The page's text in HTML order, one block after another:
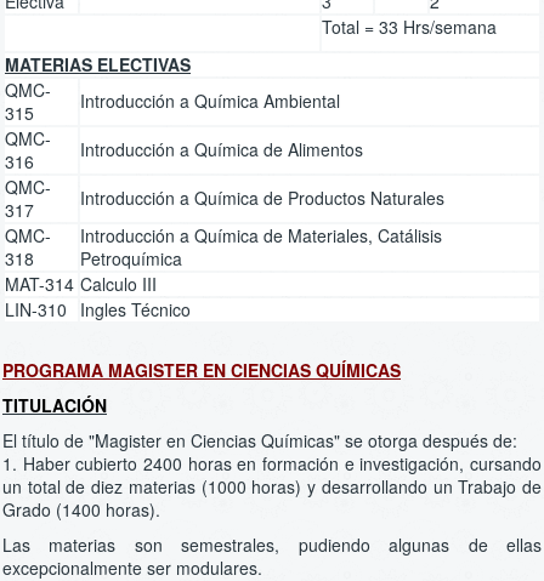
Total = 33 Hrs/semana
MATERIAS ELECTIVAS
QMC-
315
Introducción a Química Ambiental
QMC-
316
Introducción a Química de Alimentos
QMC-
317
Introducción a Química de Productos Naturales
QMC-
318
Introducción a Química de Materiales, Catálisis
Petroquímica
MAT-314 Calculo III
LIN-310
Ingles Técnico
PROGRAMA MAGISTER EN CIENCIAS QUÍMICAS
TITULACIÓN
El título de "Magister en Ciencias Químicas" se otorga después de:
1. Haber cubierto 2400 horas en formación e investigación, cursando
un total de diez materias (1000 horas) y desarrollando un Trabajo de
Grado (1400 horas).
Las materias son semestrales, pudiendo algunas de ellas
excepcionalmente ser modulares.